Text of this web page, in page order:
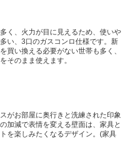
く、火力が目に見えるため、使いや
い、3口のガスコンロ仕様です。新
買い換える必要がない世帯も多く、
そのまま使えます。
がお部屋に奥行きと洗練された印象
加減で表情を変える壁面は、家具と
を楽しみたくなるデザイン。(家具